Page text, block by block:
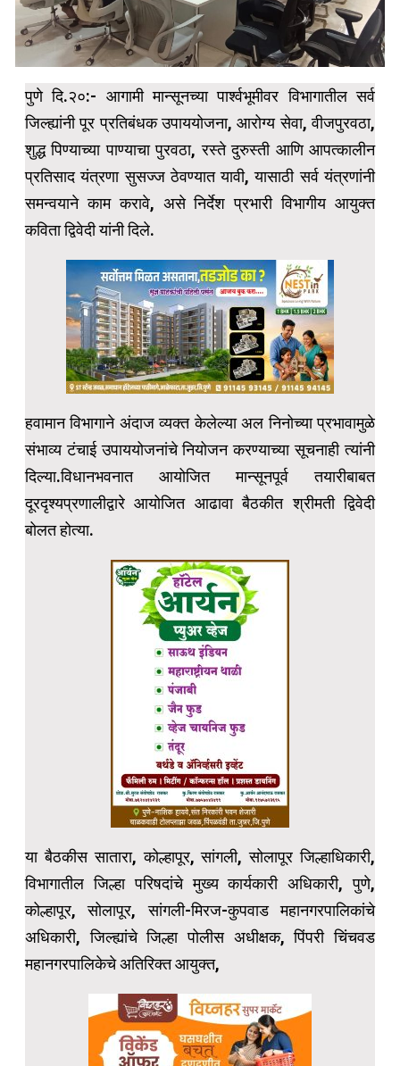
पुणे दि.२०:- आगामी मान्सूनच्या पार्श्वभूमीवर विभागातील सर्व
जिल्ह्यांनी पूर प्रतिबंधक उपाययोजना, आरोग्य सेवा, वीजपुरवठा,
शुद्ध पिण्याच्या पाण्याचा पुरवठा, रस्ते दुरुस्ती आणि आपत्कालीन
प्रतिसाद यंत्रणा सुसज्ज ठेवण्यात यावी, यासाठी सर्व यंत्रणांनी
समन्वयाने काम करावे, असे निर्देश प्रभारी विभागीय आयुक्त
कविता द्विवेदी यांनी दिले.
हवामान विभागाने अंदाज व्यक्त केलेल्या अल निनोच्या प्रभावामुळे
संभाव्य टंचाई उपाययोजनांचे नियोजन करण्याच्या सूचनाही त्यांनी
दिल्या.विधानभवनात आयोजित मान्सूनपूर्व तयारीबाबत
दूरदृश्यप्रणालीद्वारे आयोजित आढावा बैठकीत श्रीमती द्विवेदी
बोलत होत्या.
या बैठकीस सातारा, कोल्हापूर, सांगली, सोलापूर जिल्हाधिकारी,
विभागातील जिल्हा परिषदांचे मुख्य कार्यकारी अधिकारी, पुणे,
कोल्हापूर, सोलापूर, सांगली-मिरज-कुपवाड महानगरपालिकांचे
अधिकारी, जिल्ह्यांचे जिल्हा पोलीस अधीक्षक, पिंपरी चिंचवड
महानगरपालिकेचे अतिरिक्त आयुक्त,